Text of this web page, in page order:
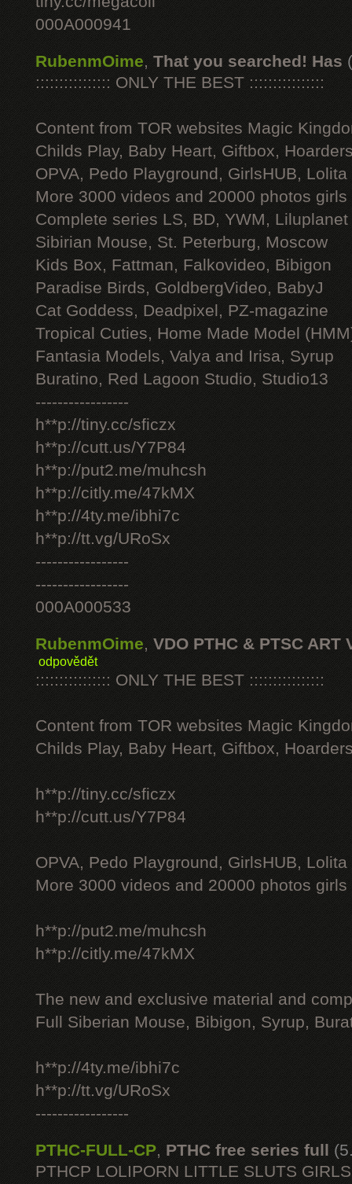
000A000941
RubenmOime, That you searched! Has
:::::::::::::::: ONLY THE BEST ::::::::::::::::
Content from TOR websites Magic
Childs Play, Baby Heart, Giftbox,
OPVA, Pedo Playground, GirlsHUB, Lolita
More 3000 videos and 20000 photos
Complete series LS, BD, YWM, Liluplanet
Sibirian Mouse, St. Peterburg, Moscow
Kids Box, Fattman, Falkovideo, Bibigon
Paradise Birds, GoldbergVideo, BabyJ
Cat Goddess, Deadpixel, PZ-magazine
Tropical Cuties, Home Made Model
Fantasia Models, Valya and Irisa, Syrup
Buratino, Red Lagoon Studio, Studio13
-----------------
h**p://tiny.cc/sficzx
h**p://cutt.us/Y7P84
h**p://put2.me/muhcsh
h**p://citly.me/47kMX
h**p://4ty.me/ibhi7c
h**p://tt.vg/URoSx
-----------------
-----------------
000A000533
RubenmOime, VDO PTHC & PTSC ART
odpovědět
:::::::::::::::: ONLY THE BEST ::::::::::::::::
Content from TOR websites Magic
Childs Play, Baby Heart, Giftbox,
h**p://tiny.cc/sficzx
h**p://cutt.us/Y7P84
OPVA, Pedo Playground, GirlsHUB, Lolita
More 3000 videos and 20000 photos
h**p://put2.me/muhcsh
h**p://citly.me/47kMX
The new and exclusive material and
Full Siberian Mouse, Bibigon, Syrup,
h**p://4ty.me/ibhi7c
h**p://tt.vg/URoSx
-----------------
PTHC-FULL-CP, PTHC free series full
PTHCP LOLIPORN LITTLE SLUTS